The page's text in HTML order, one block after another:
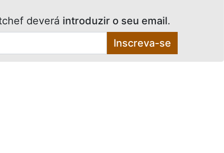
deverá introduzir o seu email.
Inscreva-se